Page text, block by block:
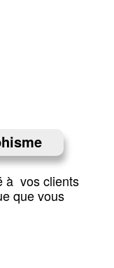
à vos clients
que vous